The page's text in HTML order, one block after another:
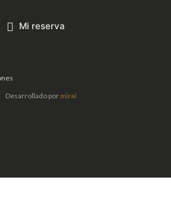
Mi reserva
Desarrollado por mirai